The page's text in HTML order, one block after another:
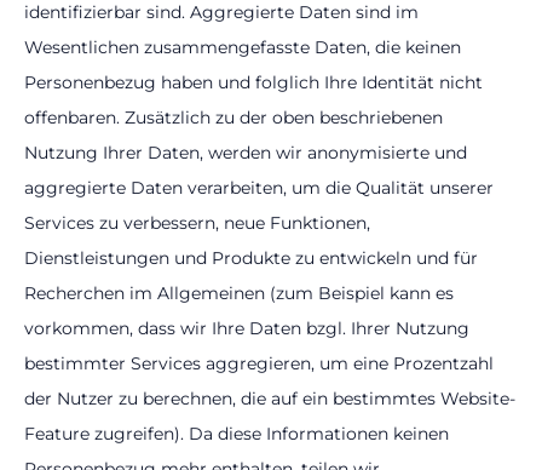
identifizierbar sind. Aggregierte Daten sind im
Wesentlichen zusammengefasste Daten, die keinen
Personenbezug haben und folglich Ihre Identität nicht
offenbaren. Zusätzlich zu der oben beschriebenen
Nutzung Ihrer Daten, werden wir anonymisierte und
aggregierte Daten verarbeiten, um die Qualität unserer
Services zu verbessern, neue Funktionen,
Dienstleistungen und Produkte zu entwickeln und für
Recherchen im Allgemeinen (zum Beispiel kann es
vorkommen, dass wir Ihre Daten bzgl. Ihrer Nutzung
bestimmter Services aggregieren, um eine Prozentzahl
der Nutzer zu berechnen, die auf ein bestimmtes Website-
Feature zugreifen). Da diese Informationen keinen